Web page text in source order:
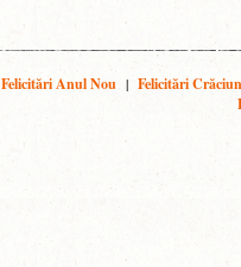
Felicitări Anul Nou | Felicitări